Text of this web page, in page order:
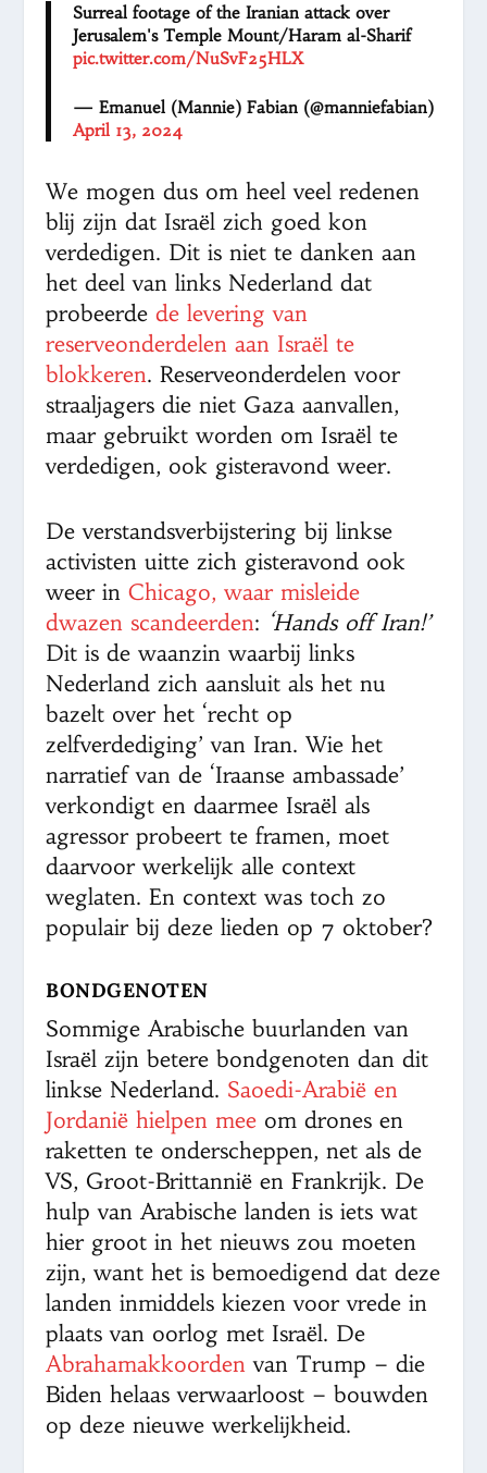
Surreal footage of the Iranian attack over
Jerusalem's Temple Mount/Haram al-Sharif
pic.twitter.com/NuSvF25HLX
— Emanuel (Mannie) Fabian (@manniefabian)
April 13, 2024
We mogen dus om heel veel redenen
blij zijn dat Israël zich goed kon
verdedigen. Dit is niet te danken aan
het deel van links Nederland dat
probeerdede levering van
reserveonderdelen aan Israël te
blokkeren. Reserveonderdelen voor
straaljagers die niet Gaza aanvallen,
maar gebruikt worden om Israël te
verdedigen, ook gisteravond weer.
De verstandsverbijstering bij linkse
activisten uitte zich gisteravond ook
weer inChicago, waar misleide
dwazen scandeerden: ‘Hands off Iran!’
Dit is de waanzin waarbij links
Nederland zich aansluit als het nu
bazelt over het ‘recht op
zelfverdediging’ van Iran. Wie het
narratief van de ‘Iraanse ambassade’
verkondigt en daarmee Israël als
agressor probeert te framen, moet
daarvoor werkelijk alle context
weglaten. En context was toch zo
populair bij deze lieden op 7 oktober?
BONDGENOTEN
Sommige Arabische buurlanden van
Israël zijn betere bondgenoten dan dit
linkse Nederland. Saoedi-Arabië en
Jordanië hielpen mee om drones en
raketten te onderscheppen, net als de
VS, Groot-Brittannië en Frankrijk. De
hulp van Arabische landen is iets wat
hier groot in het nieuws zou moeten
zijn, want het is bemoedigend dat deze
landen inmiddels kiezen voor vrede in
plaats van oorlog met Israël. De
Abrahamakkoorden van Trump – die
Biden helaas verwaarloost – bouwden
op deze nieuwe werkelijkheid.